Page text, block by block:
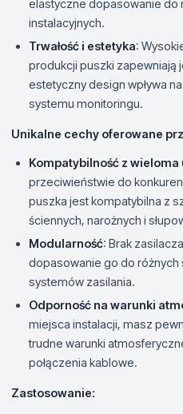
elastyczne dopasowanie do
instalacyjnych.
Trwałość i estetyka:
produkcji puszki zapewniają
estetyczny design wpływa
systemu monitoringu.
Unikalne cechy oferowane
Kompatybilność z
przeciwieństwie do
puszka jest kompatybilna z
ściennych, narożnych i
Modularność: Brak
dopasowanie go do różnych
systemów zasilania.
Odporność na warunki
miejsca instalacji, masz
trudne warunki
połączenia kablowe.
Zastosowanie: